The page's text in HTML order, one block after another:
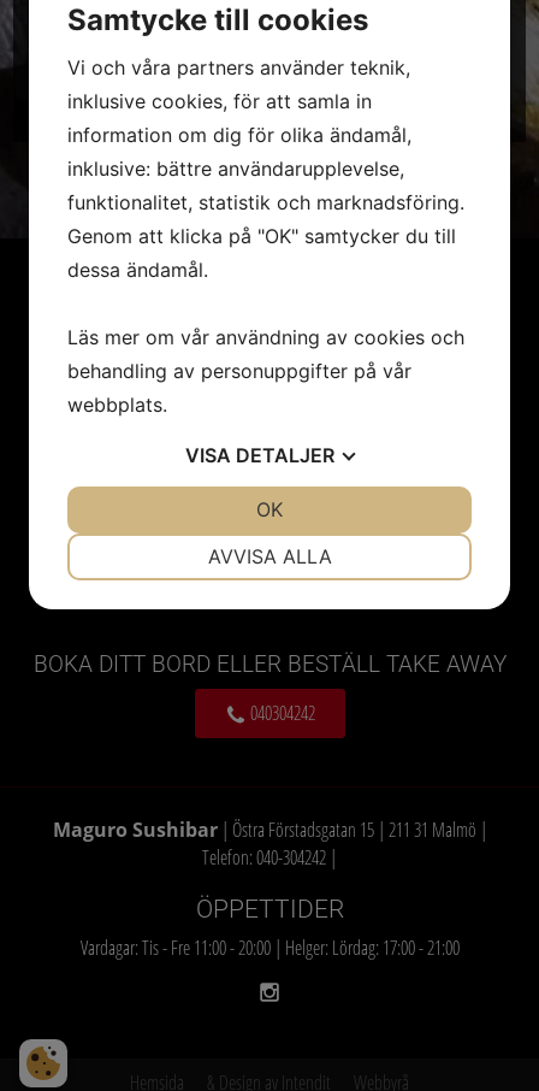
Maguro Sushibar, din destination för autentisk sushi i Malmö. Vi hyllar
japansk matkultur genom genuint hantverk och färska råvaror. Vi
erbjuder premium sushilunch, middag och takeaway. Upplev balanserad
och genuin sushi – som den ska vara.
BOKA DITT BORD ELLER BESTÄLL TAKE AWAY
040304242
Maguro Sushibar| Östra Förstadsgatan 15 | 211 31 Malmö |
Telefon: 040-304242 |
ÖPPETTIDER
Vardagar: Tis - Fre 11:00 - 20:00 | Helger: Lördag: 17:00 - 21:00
Hemsida & Design av Intendit Webbyrå
Samtycke till cookies
Vi och våra partners använder teknik,
inklusive cookies, för att samla in
information om dig för olika ändamål,
inklusive: bättre användarupplevelse,
funktionalitet, statistik och marknadsföring.
Genom att klicka på "OK" samtycker du till
dessa ändamål.
Läs mer om vår användning av cookies och
behandling av personuppgifter på vår
webbplats.
VISA DETALJER
AVVISA ALLA
OK